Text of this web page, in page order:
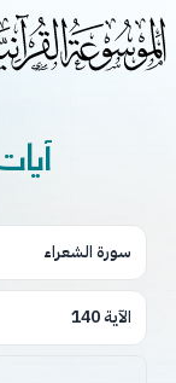
سورة الشعراء
الآية 140